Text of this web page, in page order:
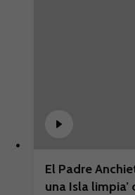
El Padre
una Isla